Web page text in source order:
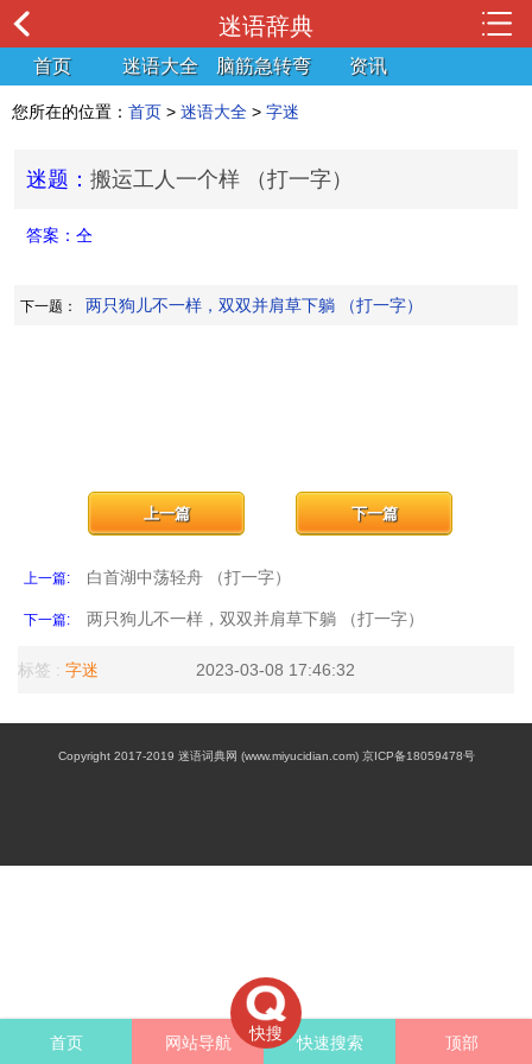
迷语辞典
首页 迷语大全 脑筋急转弯 资讯
您所在的位置： 首页 > 迷语大全 > 字迷
迷题：搬运工人一个样 （打一字）
答案：仝
下一题： 两只狗儿不一样，双双并肩草下躺 （打一字）
上一篇: 白首湖中荡轻舟 （打一字）
上一篇
下一篇: 两只狗儿不一样，双双并肩草下躺 （打一字）
下一篇
标签 : 字迷 2023-03-08 17:46:32
快搜
首页 网站导航 快速搜索 顶部
Copyright 2017-2019 迷语词典网 (www.miyucidian.com) 京ICP备18059478号